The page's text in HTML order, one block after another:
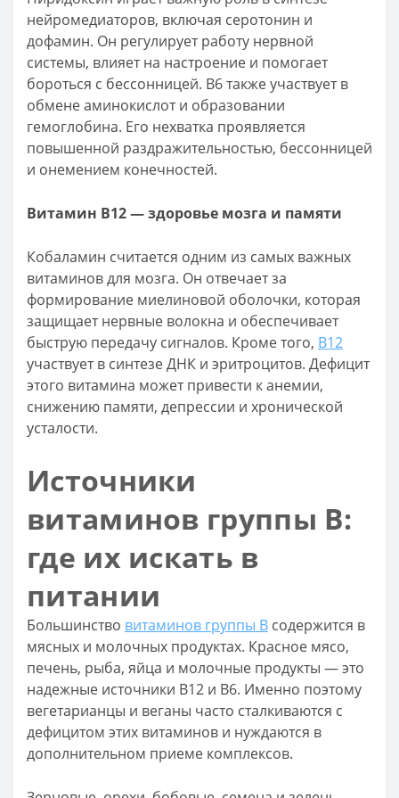
нейромедиаторов, включая серотонин и
дофамин. Он регулирует работу нервной
системы, влияет на настроение и помогает
бороться с бессонницей. B6 также участвует в
обмене аминокислот и образовании
гемоглобина. Его нехватка проявляется
повышенной раздражительностью, бессонницей
и онемением конечностей.
Витамин B12 — здоровье мозга и памяти
Кобаламин считается одним из самых важных
витаминов для мозга. Он отвечает за
формирование миелиновой оболочки, которая
защищает нервные волокна и обеспечивает
быструю передачу сигналов. Кроме того, B12
участвует в синтезе ДНК и эритроцитов. Дефицит
этого витамина может привести к анемии,
снижению памяти, депрессии и хронической
усталости.
Источники
витаминов группы B:
где их искать в
питании
Большинство витаминов группы B содержится в
мясных и молочных продуктах. Красное мясо,
печень, рыба, яйца и молочные продукты — это
надежные источники B12 и B6. Именно поэтому
вегетарианцы и веганы часто сталкиваются с
дефицитом этих витаминов и нуждаются в
дополнительном приеме комплексов.